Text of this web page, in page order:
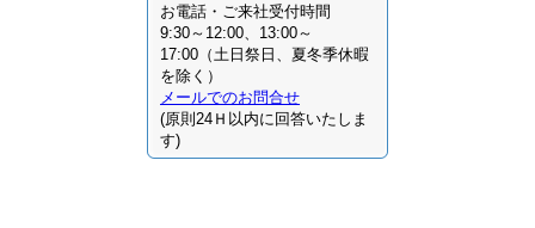
お電話・ご来社受付時間
9:30～12:00、13:00～
17:00（土日祭日、夏冬季休暇
を除く）
メールでのお問合せ
(原則24Ｈ以内に回答いたしま
す)